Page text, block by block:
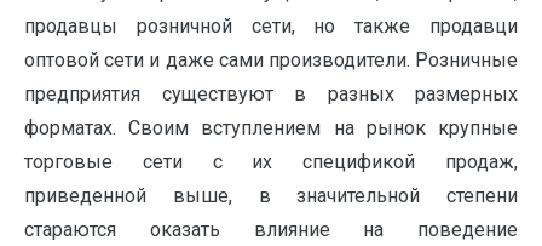
продавцы розничной сети, но также продавци
оптовой сети и даже сами производители. Розничные
предприятия существуют в разных размерных
форматах. Своим вступлением на рынок крупные
торговые сети с их спецификой продаж,
приведенной выше, в значительной степени
стараются оказать влияние на поведение